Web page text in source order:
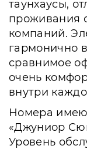
таунхаусы,
проживания
компаний.
гармонично
сравнимое
очень
внутри
Номера
«Джуниор
Уровень